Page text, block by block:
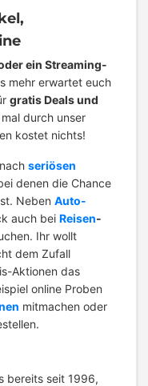
ein Streaming-
mehr erwartet euch
gratis Deals und
durch unser
kostet nichts!
seriösen
denen die Chance
Neben Auto-
auch bei Reisen-
Ihr wollt
dem Zufall
Aktionen das
online Proben
mitmachen oder
bereits seit 1996,